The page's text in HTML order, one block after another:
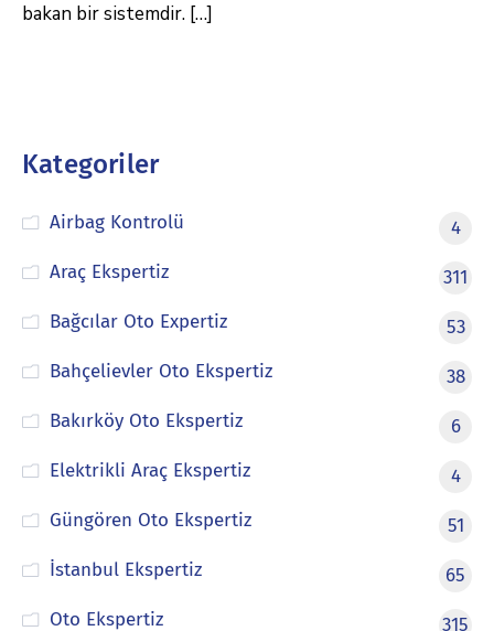
bakan bir sistemdir. […]
Kategoriler
Airbag Kontrolü
4
Araç Ekspertiz
311
Bağcılar Oto Expertiz
53
Bahçelievler Oto Ekspertiz
38
Bakırköy Oto Ekspertiz
6
Elektrikli Araç Ekspertiz
4
Güngören Oto Ekspertiz
51
İstanbul Ekspertiz
65
Oto Ekspertiz
315